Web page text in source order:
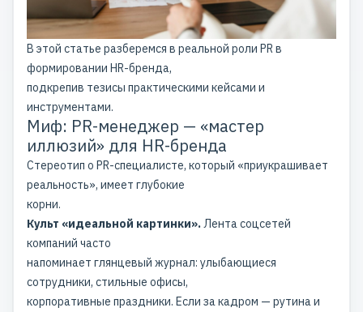
В этой статье разберемся в реальной роли PR в
формировании HR-бренда,
подкрепив тезисы практическими кейсами и
инструментами.
Миф: PR-менеджер — «мастер
иллюзий» для HR-бренда
Стереотип о PR-специалисте, который «приукрашивает
реальность», имеет глубокие
корни.
Культ «идеальной картинки».Лента соцсетей
компаний часто
напоминает глянцевый журнал: улыбающиеся
сотрудники, стильные офисы,
корпоративные праздники. Если за кадром — рутина и